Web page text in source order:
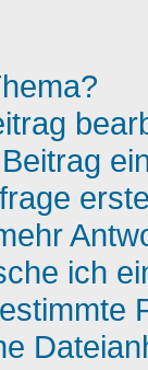
ich